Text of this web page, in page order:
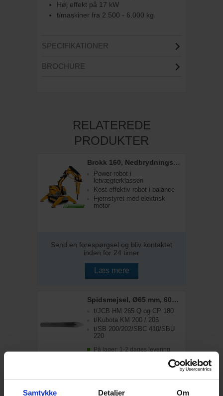
Samtykke Detaljer Om
Høj effekt på 17 kW
t/maskiner fra 2.500 - 6.000 kg
SPECIFIKATIONER
BROCHURE
RELATEREDE
PRODUKTER
Brokk 160, Nedbrydningsrobot
Power-robot i
letvægterklassen
Kost-effektiv robot i balance
Fjernstyret med elektrisk
motor
Send en forespørgsel og bliv kontaktet
inden for 24 timer
Læs mere
Spidsmejsel, Ø65 mm, 600 mm
t/JCB HM 265 Q og CP 180
t/Kubota KM 200 / 205
t/SB 200/202/SBC 410/SBU
220
På lager: 1-2 dages levering